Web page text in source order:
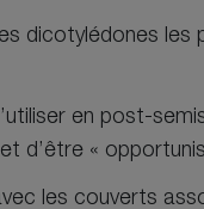
dicotylédones les
en post-
d’être «
les couverts